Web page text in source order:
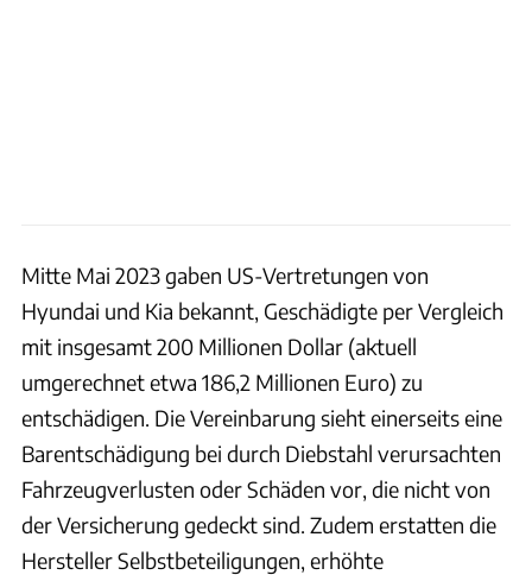
Mitte Mai 2023 gaben US-Vertretungen von
Hyundai und Kia bekannt, Geschädigte per Vergleich
mit insgesamt 200 Millionen Dollar (aktuell
umgerechnet etwa 186,2 Millionen Euro) zu
entschädigen. Die Vereinbarung sieht einerseits eine
Barentschädigung bei durch Diebstahl verursachten
Fahrzeugverlusten oder Schäden vor, die nicht von
der Versicherung gedeckt sind. Zudem erstatten die
Hersteller Selbstbeteiligungen, erhöhte